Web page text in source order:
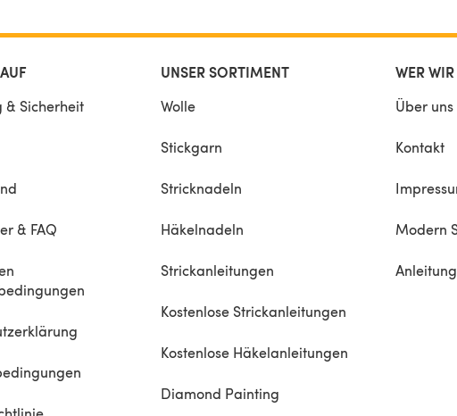
& Sicherheit
& FAQ
UNSER SORTIMENT
Wolle
Stickgarn
Stricknadeln
Häkelnadeln
Strickanleitungen
Kostenlose Strickanleitungen
Kostenlose Häkelanleitungen
Diamond Painting
WER
Über uns
Kontakt
Modern